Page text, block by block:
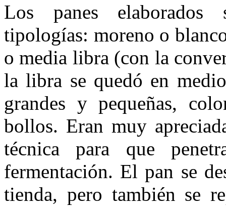
Los panes elaborados
tipologías: mo­reno o
o media libra (con la
la libra se quedó en
grandes y pequeñas,
bollos. Eran muy
técnica para que
fermentación. El pan se
tienda, pero también se